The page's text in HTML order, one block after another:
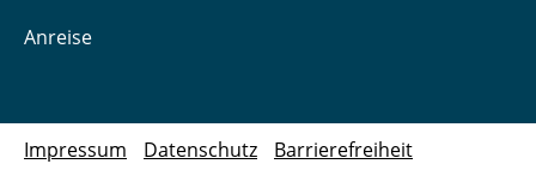
Anreise
Impressum Datenschutz Barrierefreiheit